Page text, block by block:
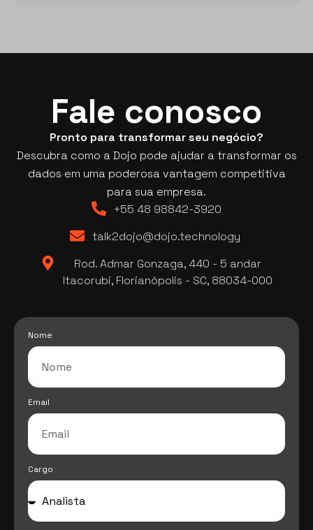
Fale conosco
Pronto para transformar seu negócio?
Descubra como a Dojo pode ajudar a transformar os
dados em uma poderosa vantagem competitiva
para sua empresa.
+55 48 98842-3920
talk2dojo@dojo.technology
Rod. Admar Gonzaga, 440 - 5 andar
Itacorubi, Florianópolis - SC, 88034-000
Nome
Email
Cargo